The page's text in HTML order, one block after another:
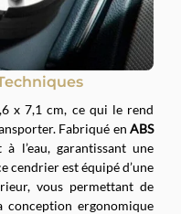
x 7,1 cm, ce qui le rend
Fabriqué en ABS
l’eau, garantissant une
cendrier est équipé d’une
vous permettant de
conception ergonomique